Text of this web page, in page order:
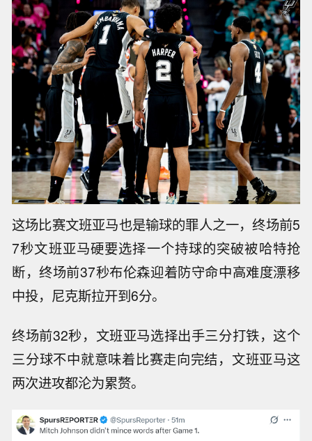
这场比赛文班亚马也是输球的罪人之一，终场前5
7秒文班亚马硬要选择一个持球的突破被哈特抢
断，终场前37秒布伦森迎着防守命中高难度漂移
中投，尼克斯拉开到6分。
终场前32秒，文班亚马选择出手三分打铁，这个
三分球不中就意味着比赛走向完结，文班亚马这
两次进攻都沦为累赘。